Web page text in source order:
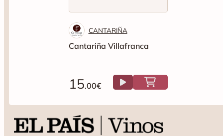
CANTARIÑA
Cantariña Villafranca
15.00€